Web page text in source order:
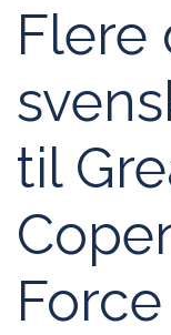
Flere
til
Force